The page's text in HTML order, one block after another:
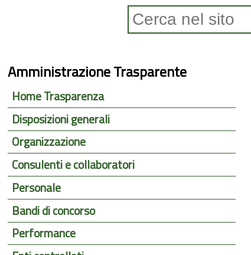
Amministrazione Trasparente
Home Trasparenza
Disposizioni generali
Organizzazione
Consulenti e collaboratori
Personale
Bandi di concorso
Performance